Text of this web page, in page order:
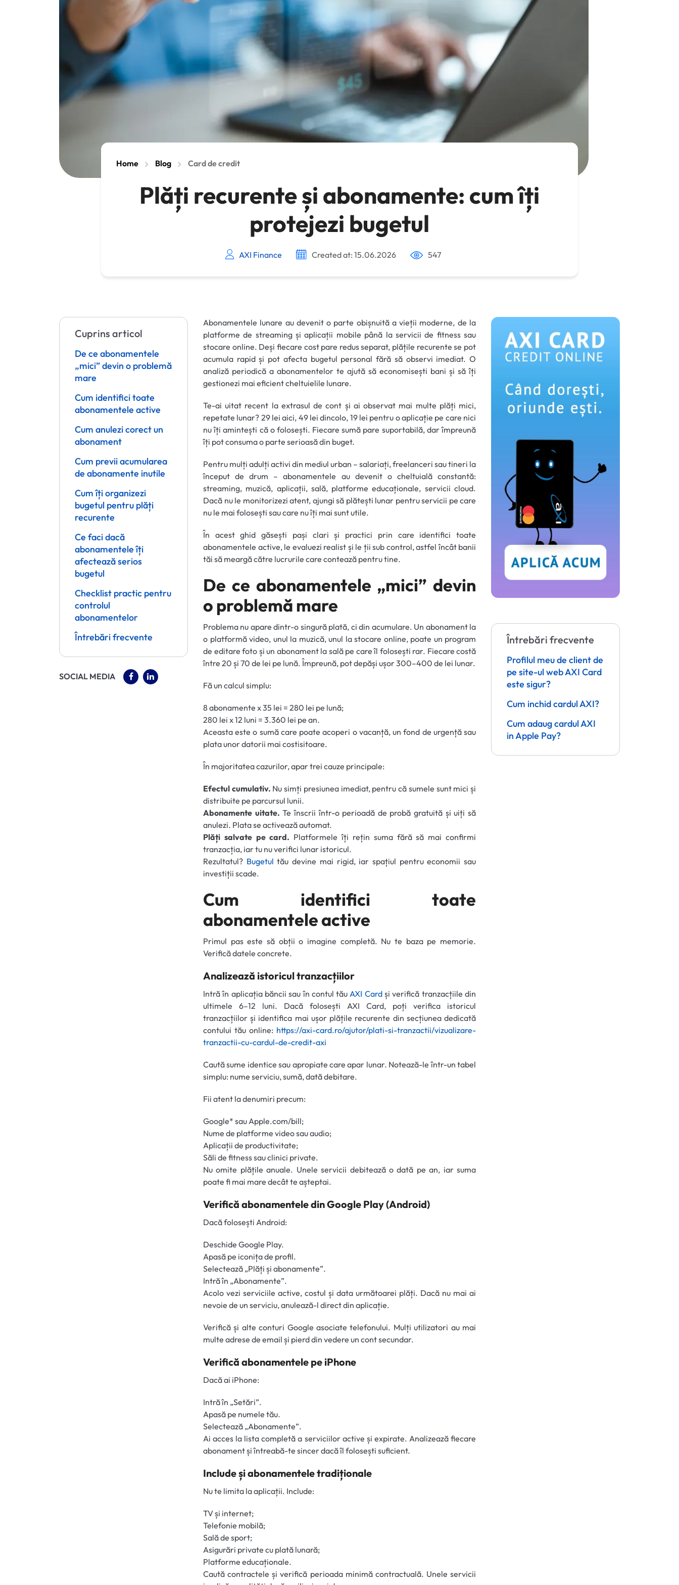
Home Blog Card de credit
Plăți recurente și abonamente: cum îți
protejezi bugetul
AXI Finance Created at: 15.06.2026 547
Cuprins articol
De ce abonamentele
„mici” devin o problemă
mare
Cum identifici toate
abonamentele active
Cum anulezi corect un
abonament
Cum previi acumularea
de abonamente inutile
Cum îți organizezi
bugetul pentru plăți
recurente
Ce faci dacă
abonamentele îți
afectează serios
bugetul
Checklist practic pentru
controlul
abonamentelor
Întrebări frecvente
SOCIAL MEDIA (OPENS IN A NEW TAB)
(OPENS IN A NEW TAB)
Abonamentele lunare au devenit o parte obișnuită a vieții moderne, de la
platforme de streaming și aplicații mobile până la servicii de fitness sau
stocare online. Deși fiecare cost pare redus separat, plățile recurente se pot
acumula rapid și pot afecta bugetul personal fără să observi imediat. O
analiză periodică a abonamentelor te ajută să economisești bani și să îți
gestionezi mai eficient cheltuielile lunare.
Te-ai uitat recent la extrasul de cont și ai observat mai multe plăți mici,
repetate lunar? 29 lei aici, 49 lei dincolo, 19 lei pentru o aplicație pe care nici
nu îți amintești că o folosești. Fiecare sumă pare suportabilă, dar împreună
îți pot consuma o parte serioasă din buget.
Pentru mulți adulți activi din mediul urban – salariați, freelanceri sau tineri la
început de drum – abonamentele au devenit o cheltuială constantă:
streaming, muzică, aplicații, sală, platforme educaționale, servicii cloud.
Dacă nu le monitorizezi atent, ajungi să plătești lunar pentru servicii pe care
nu le mai folosești sau care nu îți mai sunt utile.
În acest ghid găsești pași clari și practici prin care identifici toate
abonamentele active, le evaluezi realist și le ții sub control, astfel încât banii
tăi să meargă către lucrurile care contează pentru tine.
De ce abonamentele „mici” devin
o problemă mare
Problema nu apare dintr-o singură plată, ci din acumulare. Un abonament la
o platformă video, unul la muzică, unul la stocare online, poate un program
de editare foto și un abonament la sală pe care îl folosești rar. Fiecare costă
între 20 și 70 de lei pe lună. Împreună, pot depăși ușor 300–400 de lei lunar.
Fă un calcul simplu:
8 abonamente x 35 lei = 280 lei pe lună;
280 lei x 12 luni = 3.360 lei pe an.
Aceasta este o sumă care poate acoperi o vacanță, un fond de urgență sau
plata unor datorii mai costisitoare.
În majoritatea cazurilor, apar trei cauze principale:
Efectul cumulativ. Nu simți presiunea imediat, pentru că sumele sunt mici și
distribuite pe parcursul lunii.
Abonamente uitate. Te înscrii într-o perioadă de probă gratuită și uiți să
anulezi. Plata se activează automat.
Plăți salvate pe card. Platformele îți rețin suma fără să mai confirmi
tranzacția, iar tu nu verifici lunar istoricul.
Rezultatul? Bugetul tău devine mai rigid, iar spațiul pentru economii sau
investiții scade.
Cum identifici toate
abonamentele active
Primul pas este să obții o imagine completă. Nu te baza pe memorie.
Verifică datele concrete.
Analizează istoricul tranzacțiilor
Intră în aplicația băncii sau în contul tăuAXI Cardși verifică tranzacțiile din
ultimele 6–12 luni. Dacă folosești AXI Card, poți verifica istoricul
tranzacțiilor și identifica mai ușor plățile recurente din secțiunea dedicată
contului tău online: https://axi-card.ro/ajutor/plati-si-tranzactii/vizualizare-
tranzactii-cu-cardul-de-credit-axi
Caută sume identice sau apropiate care apar lunar. Notează-le într-un tabel
simplu: nume serviciu, sumă, dată debitare.
Fii atent la denumiri precum:
Google* sau Apple.com/bill;
Nume de platforme video sau audio;
Aplicații de productivitate;
Săli de fitness sau clinici private.
Nu omite plățile anuale. Unele servicii debitează o dată pe an, iar suma
poate fi mai mare decât te așteptai.
Verifică abonamentele din Google Play (Android)
Dacă folosești Android:
Deschide Google Play.
Apasă pe iconița de profil.
Selectează „Plăți și abonamente”.
Intră în „Abonamente”.
Acolo vezi serviciile active, costul și data următoarei plăți. Dacă nu mai ai
nevoie de un serviciu, anulează-l direct din aplicație.
Verifică și alte conturi Google asociate telefonului. Mulți utilizatori au mai
multe adrese de email și pierd din vedere un cont secundar.
Verifică abonamentele pe iPhone
Dacă ai iPhone:
Intră în „Setări”.
Apasă pe numele tău.
Selectează „Abonamente”.
Ai acces la lista completă a serviciilor active și expirate. Analizează fiecare
abonament și întreabă-te sincer dacă îl folosești suficient.
Include și abonamentele tradiționale
Nu te limita la aplicații. Include:
TV și internet;
Telefonie mobilă;
Sală de sport;
Asigurări private cu plată lunară;
Platforme educaționale.
Caută contractele și verifică perioada minimă contractuală. Unele servicii
Întrebări frecvente
Profilul meu de client de
pe site-ul web AXI Card
este sigur?
Cum inchid cardul AXI?
Cum adaug cardul AXI
in Apple Pay?